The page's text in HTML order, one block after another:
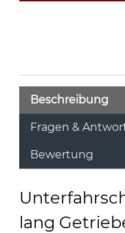
Beschreibung
Fragen &
Bewertung
lang